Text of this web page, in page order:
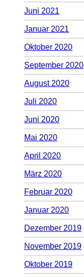
Juni 2021
Januar 2021
Oktober 2020
September 2020
August 2020
Juli 2020
Juni 2020
Mai 2020
April 2020
März 2020
Februar 2020
Januar 2020
Dezember 2019
November 2019
Oktober 2019